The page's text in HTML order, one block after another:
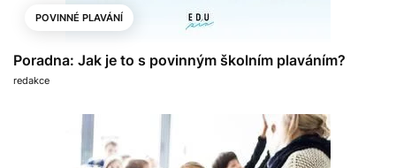
POVINNÉ PLAVÁNÍ
Poradna: Jak je to s povinným školním plaváním?
redakce